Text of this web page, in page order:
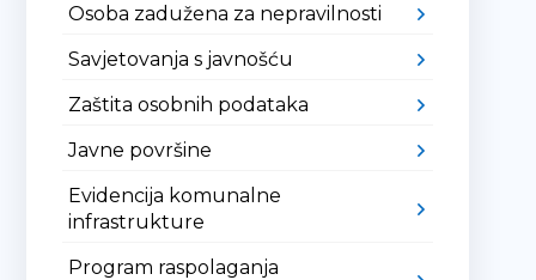
Osoba zadužena za nepravilnosti
Savjetovanja s javnošću
Zaštita osobnih podataka
Javne površine
Evidencija komunalne
infrastrukture
Program raspolaganja